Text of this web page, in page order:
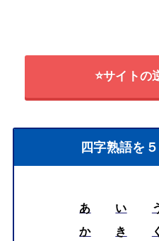
⭐サイトの
四字熟語を
あ い
か
き く